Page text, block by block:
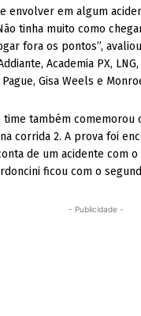
envolver em algum
tinha muito como
fora os pontos”,
Academia PX,
Pague, Gisa Weels e
time também comemorou
corrida 2. A prova foi
de um acidente com
ficou com o
- Publicidade -